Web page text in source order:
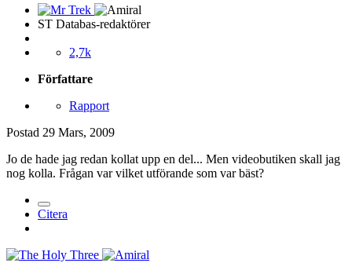
ST Databas-redaktörer
2,7k
Författare
Rapport
Postad 29 Mars, 2009
Jo de hade jag redan kollat upp en del... Men videobutiken skall jag
nog kolla. Frågan var vilket utförande som var bäst?
Citera